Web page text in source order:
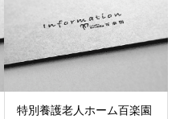
特別養護老人ホーム百楽園